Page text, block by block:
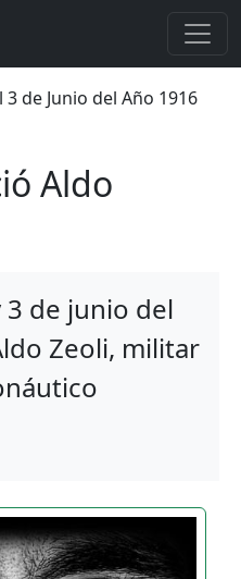
de ayuda a la
de Junio del Año 1916
Aldo
de junio del
Zeoli, militar